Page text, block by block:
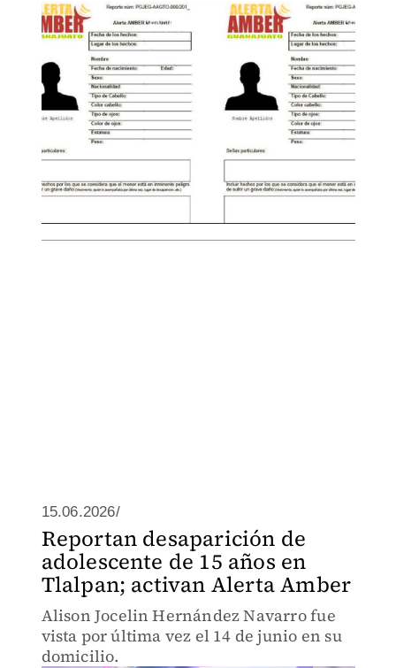
15.06.2026/
Reportan desaparición de
adolescente de 15 años en
Tlalpan; activan Alerta Amber
Alison Jocelin Hernández Navarro fue
vista por última vez el 14 de junio en su
domicilio.